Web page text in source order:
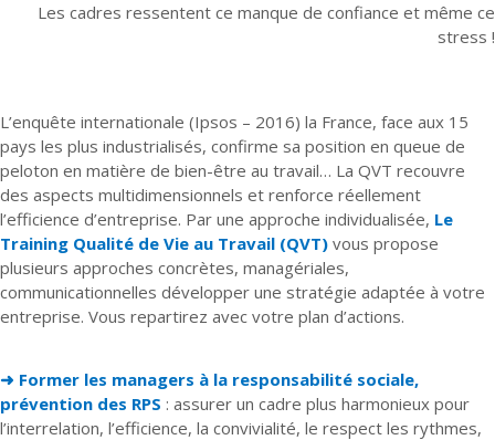
Les cadres ressentent ce manque de confiance et même ce
stress !
L’enquête internationale (Ipsos – 2016) la France, face aux 15
pays les plus industrialisés, confirme sa position en queue de
peloton en matière de bien-être au travail… La QVT recouvre
des aspects multidimensionnels et renforce réellement
l’efficience d’entreprise. Par une approche individualisée, Le
Training Qualité de Vie au Travail (QVT) vous propose
plusieurs approches concrètes, managériales,
communicationnelles développer une stratégie adaptée à votre
entreprise. Vous repartirez avec votre plan d’actions.
➜ Former les managers à la responsabilité sociale,
prévention des RPS : assurer un cadre plus harmonieux pour
l’interrelation, l’efficience, la convivialité, le respect les rythmes,